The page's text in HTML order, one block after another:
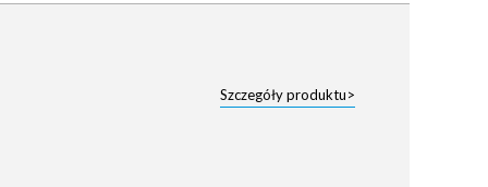
Szczegóły produktu>